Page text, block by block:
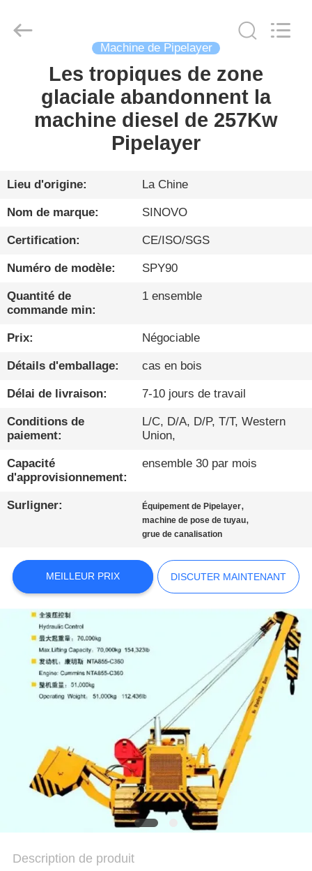
MAISON
PRODUITS
SHOW
SUJET
DE
NOUS
VISITE
D'USINE
DE
QUALITÉ
CONTACTEZ-
DISCUTER
MAINTENANT
COMPANY
NEWS
PLAN
POLITIQUE
CONFIDENTIALITÉ
Sinovo
Heavy
Machine de Pipelayer
Les tropiques de zone
glaciale abandonnent la
machine diesel de 257Kw
Pipelayer
Lieu d'origine: La Chine
Nom de marque: SINOVO
Certification: CE/ISO/SGS
Numéro de modèle: SPY90
Quantité de
commande min:
1 ensemble
Prix: Négociable
Détails d'emballage: cas en bois
Délai de livraison: 7-10 jours de travail
Conditions de
paiement:
L/C, D/A, D/P, T/T, Western
Union,
Capacité
d'approvisionnement:
ensemble 30 par mois
Surligner: Équipement de Pipelayer,
machine de pose de tuyau,
grue de canalisation
MEILLEUR PRIX DISCUTER MAINTENANT
Description de produit